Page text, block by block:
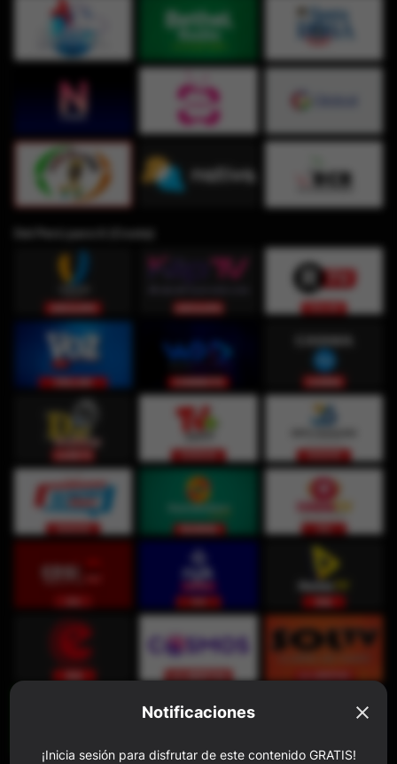
Notificaciones
¡Inicia sesión para disfrutar de este contenido GRATIS!